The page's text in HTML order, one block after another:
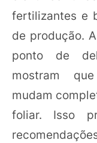
fertilizantes e
de produção.
ponto de
mostram
mudam
foliar. Isso